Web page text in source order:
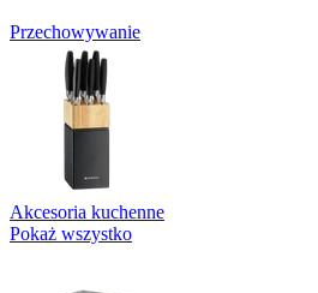
Przechowywanie
Akcesoria kuchenne
Pokaż wszystko